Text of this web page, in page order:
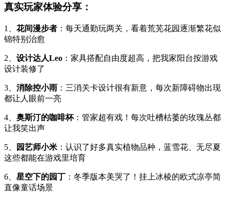
真实玩家体验分享：
1、 花间漫步者 ：每天通勤玩两关，看着荒芜花园逐渐繁花似
锦特别治愈
2、 设计达人Leo ：家具搭配自由度超高，把我家阳台按游戏
设计装修了
3、 消除控小雨 ：三消关卡设计很有新意，每次新障碍物出现
都让人眼前一亮
4、 奥斯汀的咖啡杯：管家超有戏！每次吐槽枯萎的玫瑰丛都
让我笑出声
5、 园艺师小米 ：认识了好多真实植物品种，蓝雪花、无尽夏
这些都能在游戏里培育
6、 星空下的园丁 ：冬季版本美哭了！挂上冰棱的欧式凉亭简
直像童话场景